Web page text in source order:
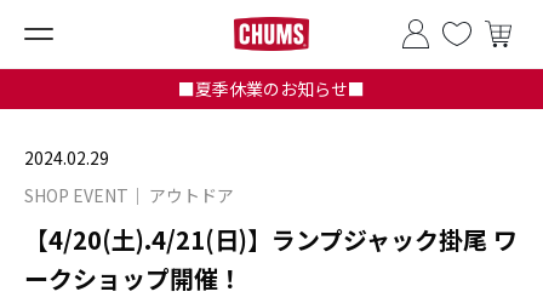
■夏季休業のお知らせ■
2024.02.29
SHOP EVENT
アウトドア
【4/20(土).4/21(日)】ランプジャック掛尾 ワ
ークショップ開催！